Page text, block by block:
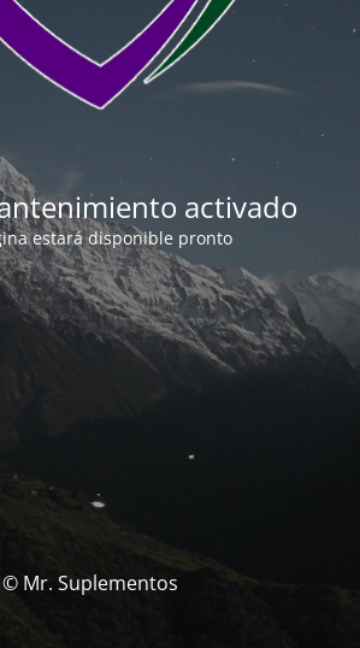
activado
estará disponible pronto
© Mr. Suplementos